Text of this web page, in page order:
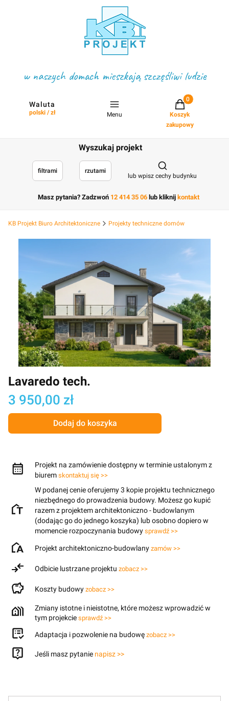
w naszych domach mieszkają szczęśliwi ludzie
Waluta
polski / zł Menu
Projekty w
Koszyk
zakupowy
Wyszukaj projekt
filtrami rzutami
Otwórz
lub wpisz cechy budynku
Masz pytania? Zadzwoń 12 414 35 06 lub kliknij kontakt
KB Projekt Biuro Architektoniczne Projekty techniczne domów
Lavaredo tech.
Cena
3 950,00 zł
Dodaj do koszyka
Projekt na zamówienie dostępny w terminie ustalonym z
biurem skontaktuj się >>
W podanej cenie oferujemy 3 kopie projektu technicznego
niezbędnego do prowadzenia budowy. Możesz go kupić
razem z projektem architektoniczno - budowlanym
(dodając go do jednego koszyka) lub osobno dopiero w
momencie rozpoczynania budowy sprawdź >>
Projekt architektoniczno-budowlany zamów >>
Odbicie lustrzane projektu zobacz >>
Koszty budowy zobacz >>
Zmiany istotne i nieistotne, które możesz wprowadzić w
tym projekcie sprawdź >>
Adaptacja i pozwolenie na budowę zobacz >>
Jeśli masz pytanie napisz >>